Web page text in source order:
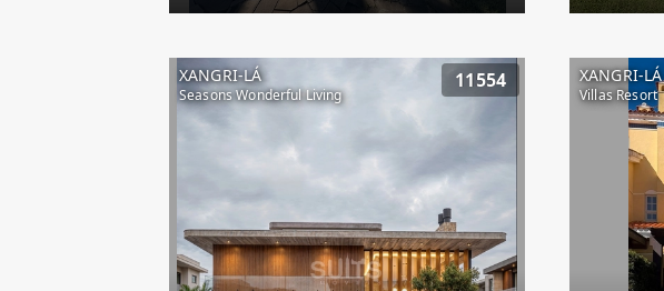
XANGRI-LÁ
Seasons Wonderful Living
11554 XANGRI-LÁ
Villas Resort